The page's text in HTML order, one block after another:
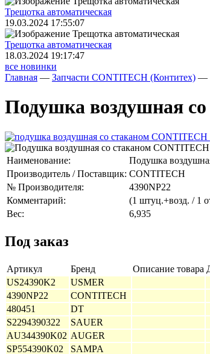
Трещoтка автоматическая
19.03.2024 17:55:07
Трещoтка автоматическая
18.03.2024 19:17:47
все новинки
Главная — Запчасти CONTITECH (Контитех) —
Подушка воздушная
Наименование:
Подушка
Производитель / Поставщик: CONTITECH
№ Производителя:
4390NP22
Комментарий:
(1 штуц.+возд. / 1
Вес:
6,935
Под заказ
Артикул Бренд Описание товара
US24390K2
USMER
4390NP22
CONTITECH
480451
DT
S2294390322
SAUER
AU344390K02 AUGER
SP554390K02
SAMPA